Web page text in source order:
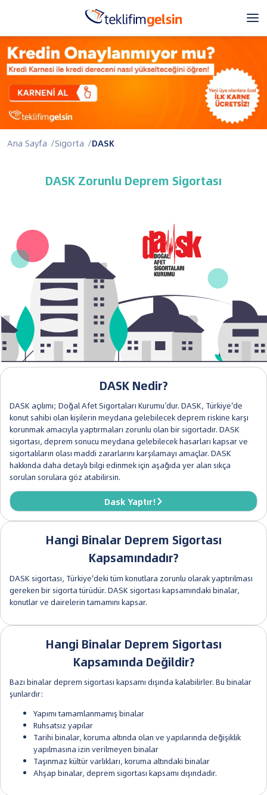
Ana Sayfa /Sigorta /DASK
DASK Zorunlu Deprem Sigortası
DASK Nedir?
DASK açılımı; Doğal Afet Sigortaları Kurumu’dur. DASK, Türkiye'de
konut sahibi olan kişilerin meydana gelebilecek deprem riskine karşı
korunmak amacıyla yaptırmaları zorunlu olan bir sigortadır. DASK
sigortası, deprem sonucu meydana gelebilecek hasarları kapsar ve
sigortalıların olası maddi zararlarını karşılamayı amaçlar. DASK
hakkında daha detaylı bilgi edinmek için aşağıda yer alan sıkça
sorulan sorulara göz atabilirsin.
Dask Yaptır!
Hangi Binalar Deprem Sigortası
Kapsamındadır?
DASK sigortası, Türkiye'deki tüm konutlara zorunlu olarak yaptırılması
gereken bir sigorta türüdür. DASK sigortası kapsamındaki binalar,
konutlar ve dairelerin tamamını kapsar.
Hangi Binalar Deprem Sigortası
Kapsamında Değildir?
Bazı binalar deprem sigortası kapsamı dışında kalabilirler. Bu binalar
şunlardır:
Yapımı tamamlanmamış binalar
Ruhsatsız yapılar
Tarihi binalar, koruma altında olan ve yapılarında değişiklik
yapılmasına izin verilmeyen binalar
Taşınmaz kültür varlıkları, koruma altındaki binalar
Ahşap binalar, deprem sigortası kapsamı dışındadır.